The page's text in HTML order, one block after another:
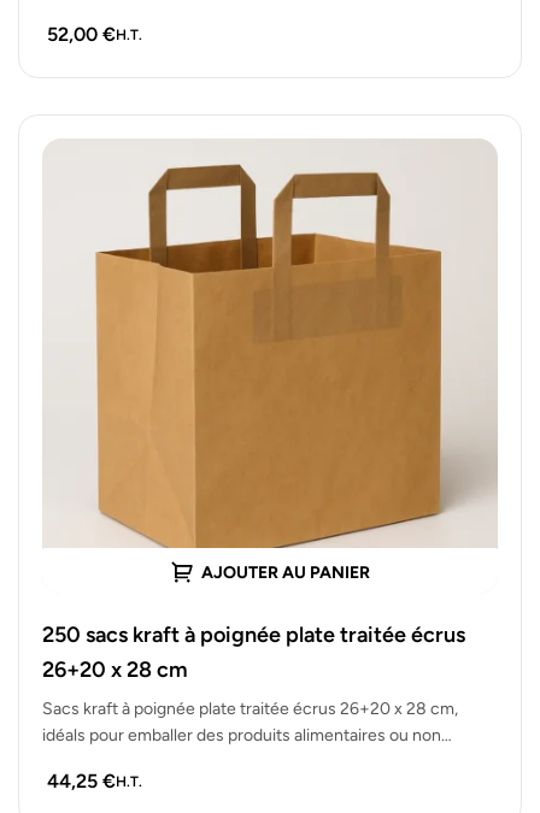
52,00 €H.T.
AJOUTER AU PANIER
250 sacs kraft à poignée plate traitée écrus
26+20 x 28 cm
Sacs kraft à poignée plate traitée écrus 26+20 x 28 cm,
idéals pour emballer des produits alimentaires ou non
44,25 €H.T.